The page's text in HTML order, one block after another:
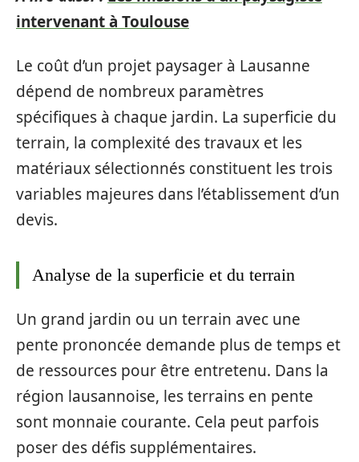
intervenant à Toulouse
Le coût d’un projet paysager à Lausanne
dépend de nombreux paramètres
spécifiques à chaque jardin. La superficie du
terrain, la complexité des travaux et les
matériaux sélectionnés constituent les trois
variables majeures dans l’établissement d’un
devis.
Analyse de la superficie et du terrain
Un grand jardin ou un terrain avec une
pente prononcée demande plus de temps et
de ressources pour être entretenu. Dans la
région lausannoise, les terrains en pente
sont monnaie courante. Cela peut parfois
poser des défis supplémentaires.